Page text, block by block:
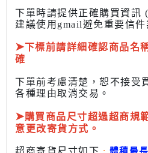
下單時請提供正確購買資訊
建議使用gmail避免重要信
➤下標前請詳細確認商品名
確
下單前考慮清楚，恕不接受
各種理由取消交易。
➤購買商品尺寸超過超商規
意更改寄貨方式。